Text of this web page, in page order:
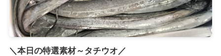
＼本日の特選素材～タチウオ／